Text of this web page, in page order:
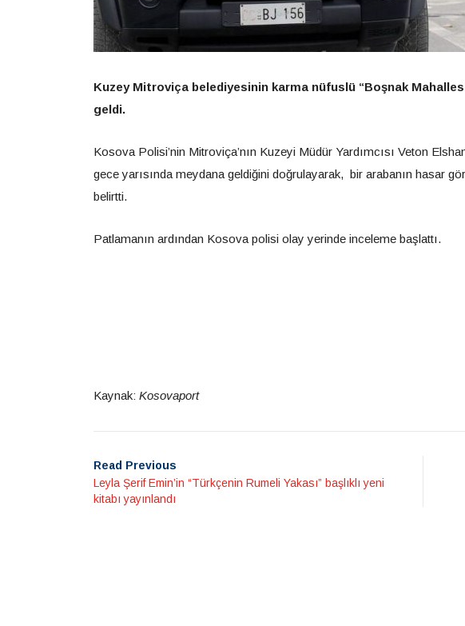
Kuzey Mitroviça belediyesinin karma nüfuslü “Boşnak
geldi.
Kosova Polisi’nin Mitroviça’nın Kuzeyi Müdür Yardımcısı Veton
gece yarısında meydana geldiğini doğrulayarak, bir arabanın hasar
belirtti.
Patlamanın ardından Kosova polisi olay yerinde inceleme başlattı.
Kaynak: Kosovaport
Read Previous
Leyla Şerif Emin’in “Türkçenin Rumeli Yakası” başlıklı yeni
kitabı yayınlandı